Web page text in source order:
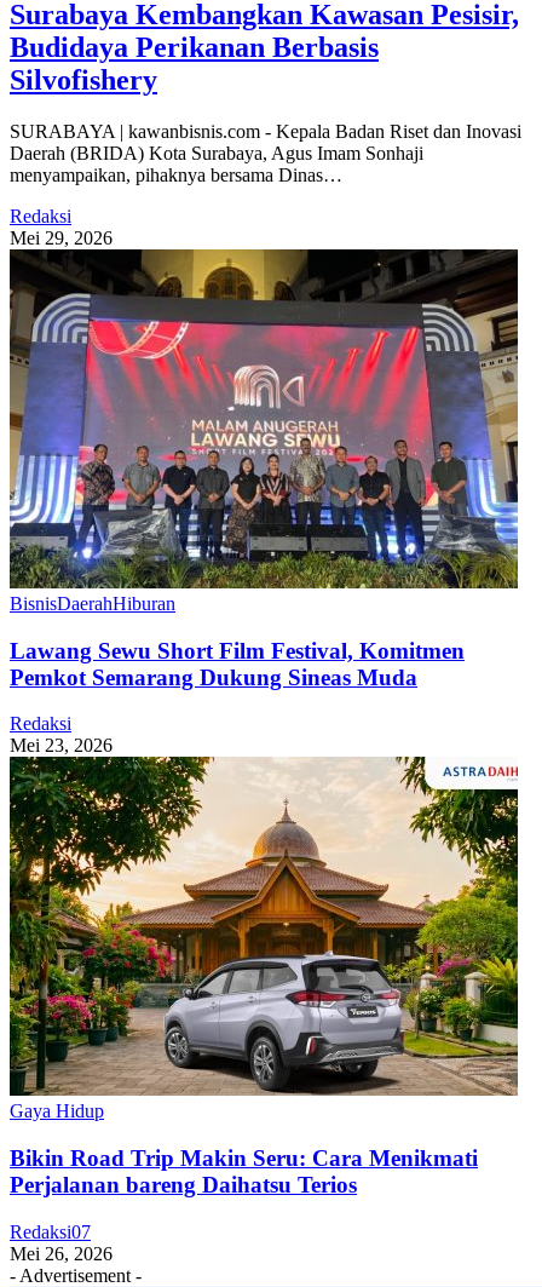
Surabaya Kembangkan Kawasan Pesisir,
Budidaya Perikanan Berbasis
Silvofishery
SURABAYA | kawanbisnis.com - Kepala Badan Riset dan Inovasi
Daerah (BRIDA) Kota Surabaya, Agus Imam Sonhaji
menyampaikan, pihaknya bersama Dinas…
Redaksi
Mei 29, 2026
BisnisDaerahHiburan
Lawang Sewu Short Film Festival, Komitmen
Pemkot Semarang Dukung Sineas Muda
Redaksi
Mei 23, 2026
Gaya Hidup
Bikin Road Trip Makin Seru: Cara Menikmati
Perjalanan bareng Daihatsu Terios
Redaksi07
Mei 26, 2026
- Advertisement -